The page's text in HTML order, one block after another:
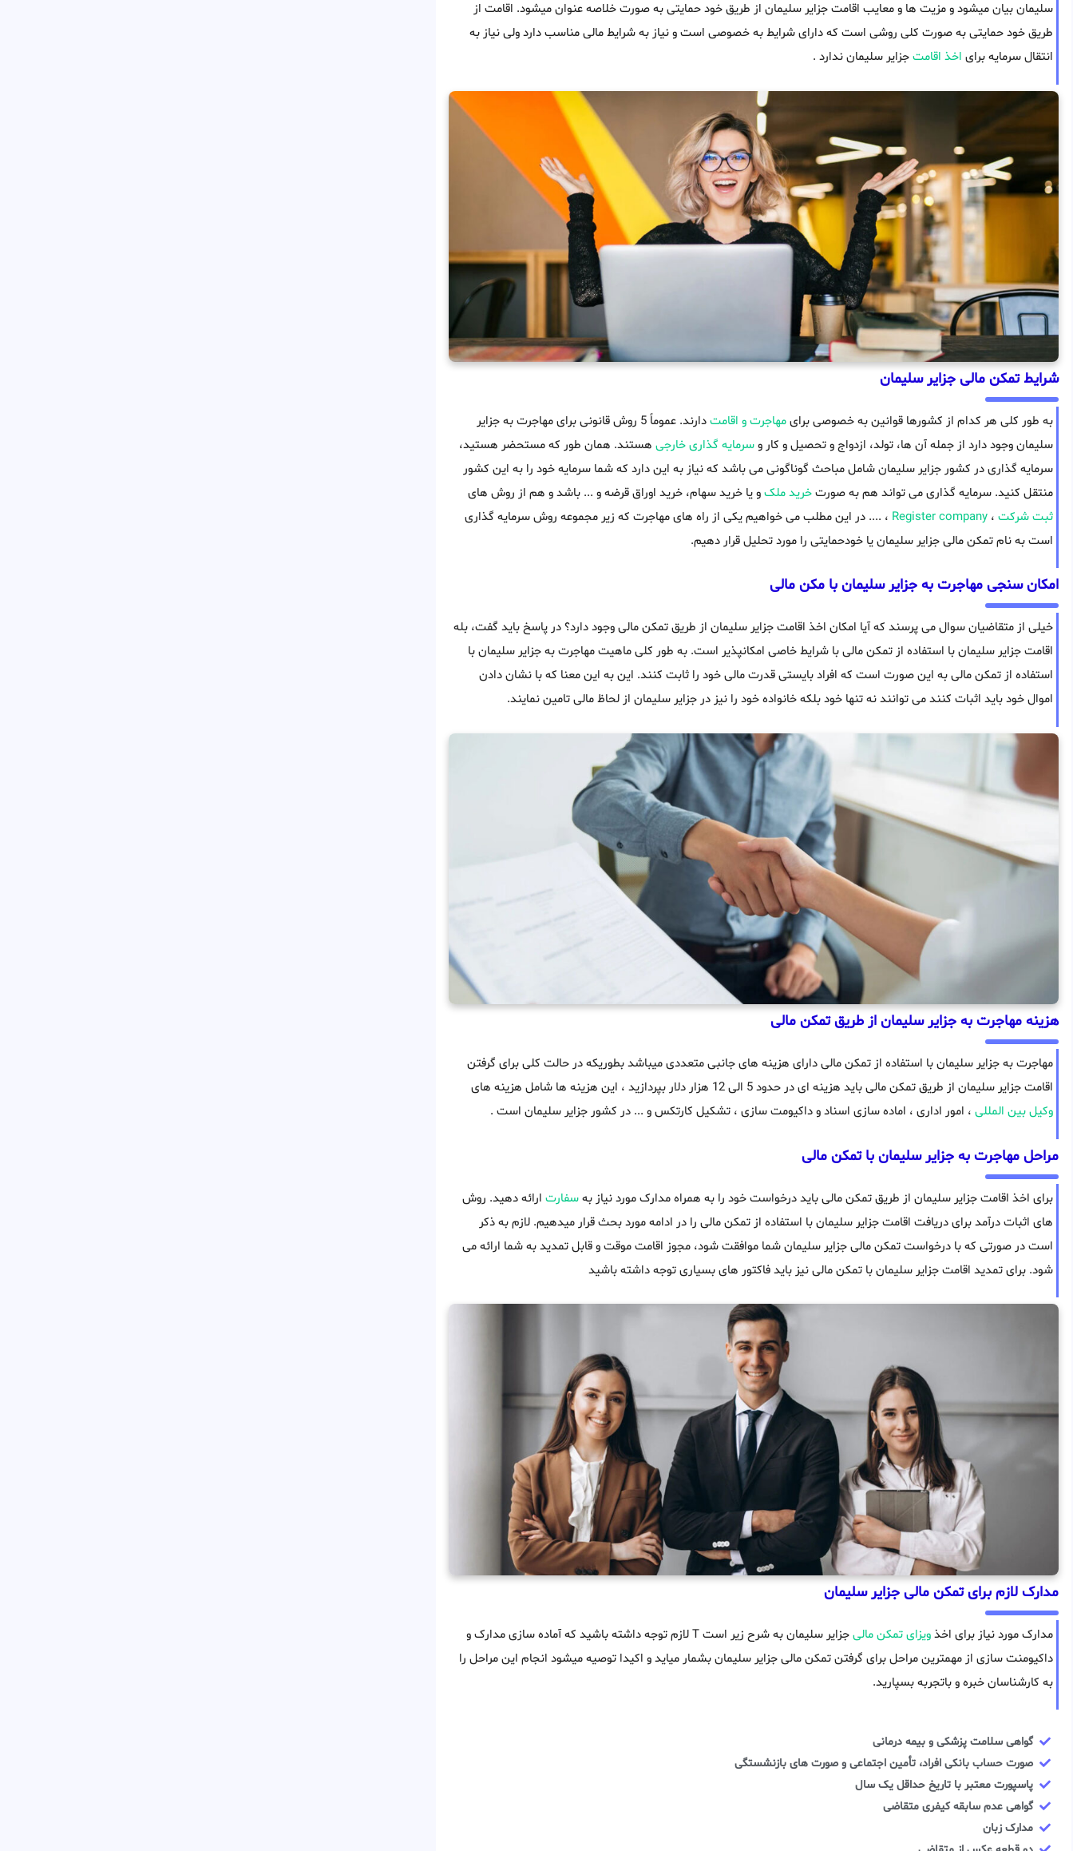
سلیمان بیان میشود و مزیت ها و معایب اقامت جزایر سلیمان از طریق خود حمایتی به صورت خلاصه عنوان میشود. اقامت از
طریق خود حمایتی به صورت کلی روشی است که دارای شرایط به خصوصی است و نیاز به شرایط مالی مناسب دارد ولی نیاز به
انتقال سرمایه برای اخذ اقامتجزایر سلیمان ندارد .
شرایط تمکن مالی جزایر سلیمان
به طور کلی هر کدام از کشورها قوانین به خصوصی برایمهاجرت و اقامت
دارند. عموماً 5 روش قانونی برای مهاجرت به جزایر
سلیمان وجود دارد از جمله آن ها، تولد، ازدواج و تحصیل و کار وسرمایه گذاری خارجی هستند. همان طور که مستحضر هستید،
سرمایه گذاری در کشور جزایر سلیمان شامل مباحث گوناگونی می باشد که نیاز به این دارد که شما سرمایه خود را به این کشور
منتقل کنید. سرمایه گذاری می تواند هم به صورتخرید ملکو یا خرید سهام، خرید اوراق قرضه و ... باشد و هم از روش های
ثبت شرکت ، Register company ، .... در این مطلب می خواهیم یکی از راه های مهاجرت که زیر مجموعه روش سرمایه گذاری
است به نام تمکن مالی جزایر سلیمان یا خودحمایتی را مورد تحلیل قرار دهیم.
امکان سنجی مهاجرت به جزایر سلیمان با مکن مالی
خیلی از متقاضیان سوال می پرسند که آیا امکان اخذ اقامت جزایر سلیمان از طریق تمکن مالی وجود دارد؟ در پاسخ باید گفت، بله
اقامت جزایر سلیمان با استفاده از تمکن مالی با شرایط خاصی امکانپذیر است. به طور کلی ماهیت مهاجرت به جزایر سلیمان با
استفاده از تمکن مالی به این صورت است که افراد بایستی قدرت مالی خود را ثابت کنند. این به این معنا که با نشان دادن
اموال خود باید اثبات کنند می توانند نه تنها خود بلکه خانواده خود را نیز در جزایر سلیمان از لحاظ مالی تامین نمایند.
هزینه مهاجرت به جزایر سلیمان از طریق تمکن مالی
مهاجرت به جزایر سلیمان با استفاده از تمکن مالی دارای هزینه های جانبی متعددی میباشد بطوریکه در حالت کلی برای گرفتن
اقامت جزایر سلیمان از طریق تمکن مالی باید هزینه ای در حدود 5 الی 12 هزار دلار بپردازید ، این هزینه ها شامل هزینه های
وکیل بین المللی ، امور اداری ، اماده سازی اسناد و داکیومت سازی ، تشکیل کارتکس و ... در کشور جزایر سلیمان است .
مراحل مهاجرت به جزایر سلیمان با تمکن مالی
برای اخذ اقامت جزایر سلیمان از طریق تمکن مالی باید درخواست خود را به همراه مدارک مورد نیاز بهسفارت ارائه دهید. روش
های اثبات درآمد برای دریافت اقامت جزایر سلیمان با استفاده از تمکن مالی را در ادامه مورد بحث قرار میدهیم. لازم به ذکر
است در صورتی که با درخواست تمکن مالی جزایر سلیمان شما موافقت شود، مجوز اقامت موقت و قابل تمدید به شما ارائه می
شود. برای تمدید اقامت جزایر سلیمان با تمکن مالی نیز باید فاکتور های بسیاری توجه داشته باشید
مدارک لازم برای تمکن مالی جزایر سلیمان
مدارک مورد نیاز برای اخذویزای تمکن مالی
جزایر سلیمان به شرح زیر است T لازم توجه داشته باشید که آماده سازی مدارک و
داکیومنت سازی از مهمترین مراحل برای گرفتن تمکن مالی جزایر سلیمان بشمار میاید و اکیدا توصیه میشود انجام این مراحل را
به کارشناسان خبره و باتجربه بسپارید.
گواهی سلامت پزشکی و بیمه درمانی
صورت حساب بانکی افراد، تأمین اجتماعی و صورت های بازنشستگی
پاسپورت معتبر با تاریخ حداقل یک سال
گواهی عدم سابقه کیفری متقاضی
مدارک زبان